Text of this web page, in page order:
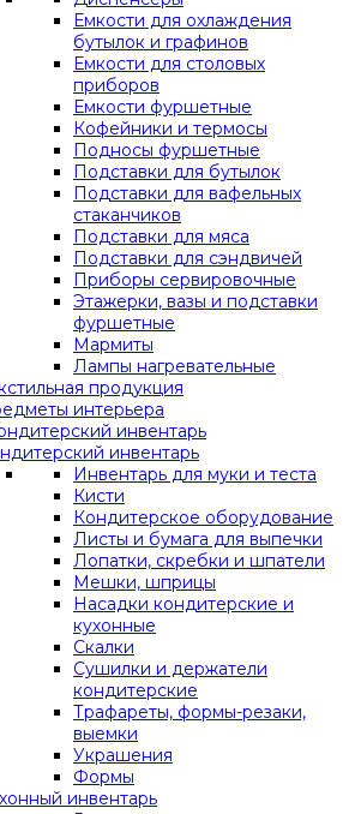
Емкости для охлаждения
бутылок и графинов
Емкости для столовых
приборов
Емкости фуршетные
Кофейники и термосы
Подносы фуршетные
Подставки для бутылок
Подставки для вафельных
стаканчиков
Подставки для мяса
Подставки для сэндвичей
Приборы сервировочные
Этажерки, вазы и подставки
фуршетные
Мармиты
Лампы нагревательные
продукция
интерьера
инвентарь
инвентарь
Инвентарь для муки и теста
Кисти
Кондитерское оборудование
Листы и бумага для выпечки
Лопатки, скребки и шпатели
Мешки, шприцы
Насадки кондитерские и
кухонные
Скалки
Сушилки и держатели
кондитерские
Трафареты, формы-резаки,
выемки
Украшения
Формы
инвентарь